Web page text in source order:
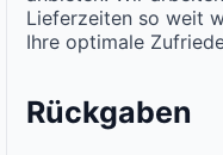
Lieferzeiten so weit
Ihre optimale
Rückgaben